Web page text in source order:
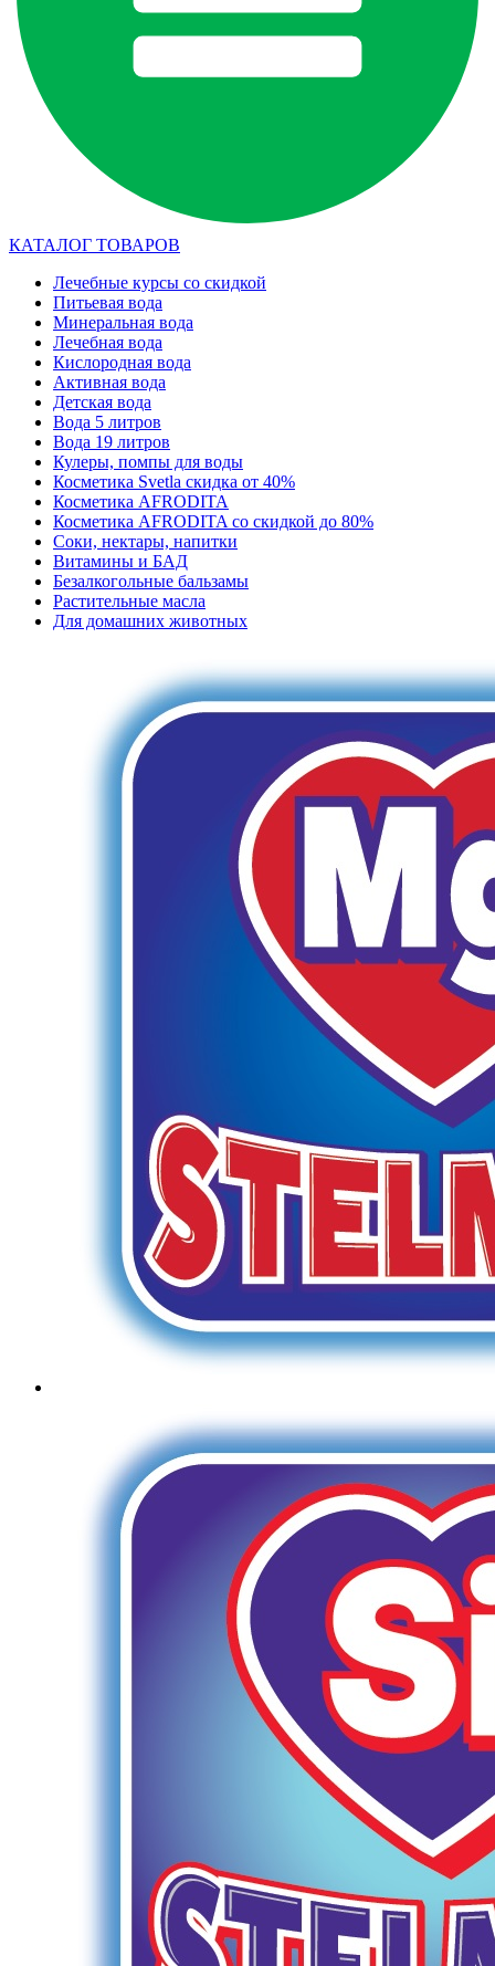
КАТАЛОГ ТОВАРОВ
Лечебные курсы со скидкой
Питьевая вода
Минеральная вода
Лечебная вода
Кислородная вода
Активная вода
Детская вода
Вода 5 литров
Вода 19 литров
Кулеры, помпы для воды
Косметика Svetla скидка от 40%
Косметика AFRODITA
Косметика AFRODITA со скидкой до 80%
Соки, нектары, напитки
Витамины и БАД
Безалкогольные бальзамы
Растительные масла
Для домашних животных